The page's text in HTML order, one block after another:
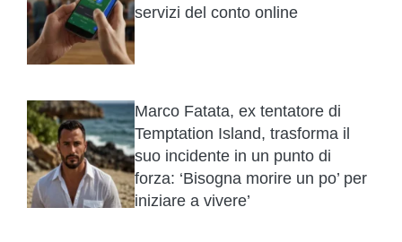
servizi del conto online
Marco Fatata, ex tentatore di
Temptation Island, trasforma il
suo incidente in un punto di
forza: ‘Bisogna morire un po’ per
iniziare a vivere’